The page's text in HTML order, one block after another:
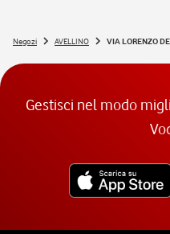
Negozi AVELLINO VIA LORENZO
Gestisci nel modo